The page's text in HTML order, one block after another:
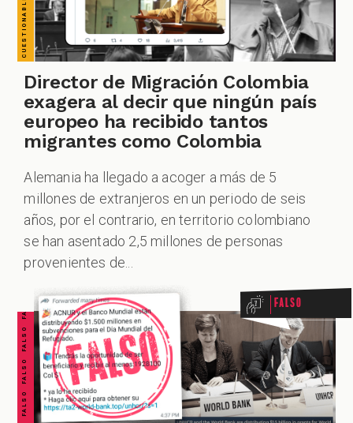
ZOOM
Director de Migración Colombia
exagera al decir que ningún país
europeo ha recibido tantos
migrantes como Colombia
Alemania ha llegado a acoger a más de 5
millones de extranjeros en un periodo de seis
años, por el contrario, en territorio colombiano
se han asentado 2,5 millones de personas
provenientes de...
FALSO FALSO FALSO FALSO FALSO FALSO FALSO Falso